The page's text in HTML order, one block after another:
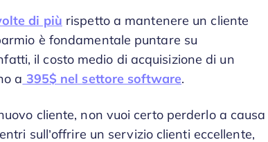
di più rispetto a mantenere un cliente
è fondamentale puntare su
il costo medio di acquisizione di un
a 395$ nel settore software.
cliente, non vuoi certo perderlo a causa
sull’offrire un servizio clienti eccellente,